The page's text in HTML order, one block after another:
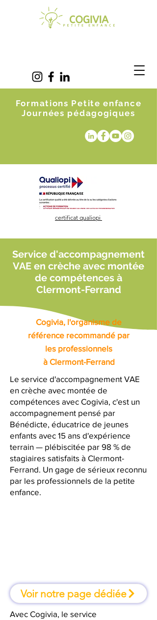
Formations Petite enfance
Journées pédagogiques
certificat qualiopi
Service d'accompagnement
VAE en crèche avec montée
de compétences à
Clermont-Ferrand
Cogivia, l'organisme de
référence recommandé par
les professionnels
à Clermont-Ferrand
Le service d'accompagnement VAE
en crèche avec montée de
compétences avec Cogivia, c'est un
accompagnement pensé par
Bénédicte, éducatrice de jeunes
enfants avec 15 ans d'expérience
terrain — plébiscitée par 98 % de
stagiaires satisfaits à Clermont-
Ferrand. Un gage de sérieux reconnu
par les professionnels de la petite
enfance.
Voir notre page dédiée
Avec Cogivia, le service